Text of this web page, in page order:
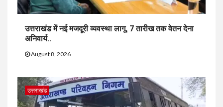
उत्तराखंड में नई मजदूरी व्यवस्था लागू, 7 तारीख तक वेतन देना
अनिवार्य..
August 8, 2026
उत्तराखंड